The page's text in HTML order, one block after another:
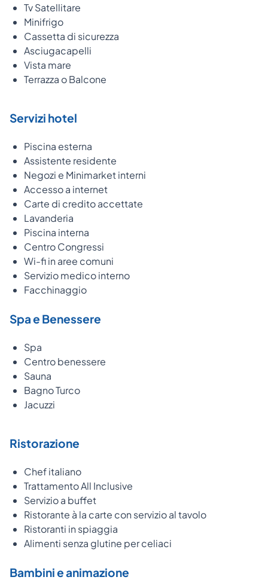
Tv Satellitare
Minifrigo
Cassetta di sicurezza
Asciugacapelli
Vista mare
Terrazza o Balcone
Servizi hotel
Piscina esterna
Assistente residente
Negozi e Minimarket interni
Accesso a internet
Carte di credito accettate
Lavanderia
Piscina interna
Centro Congressi
Wi-fi in aree comuni
Servizio medico interno
Facchinaggio
Spa e Benessere
Spa
Centro benessere
Sauna
Bagno Turco
Jacuzzi
Ristorazione
Chef italiano
Trattamento All Inclusive
Servizio a buffet
Ristorante à la carte con servizio al tavolo
Ristoranti in spiaggia
Alimenti senza glutine per celiaci
Bambini e animazione